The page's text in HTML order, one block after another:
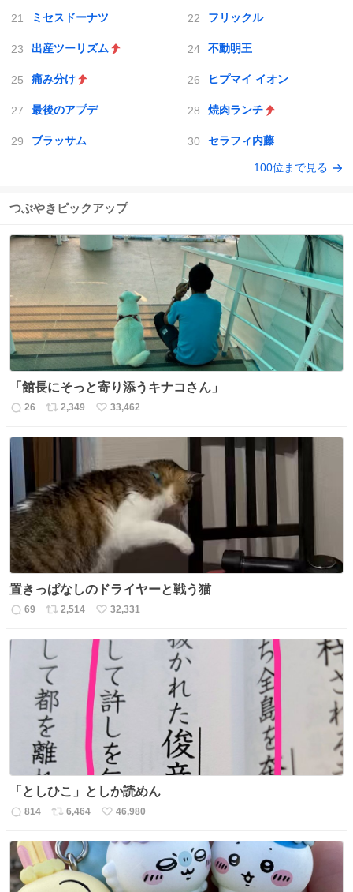
ミセスドーナツ フリックル
出産ツーリズム 不動明王
痛み分け ヒプマイ イオン
最後のアプデ 焼肉ランチ
ブラッサム セラフィ内藤
100位まで見る
つぶやきピックアップ
「館長にそっと寄り添うキナコさん」
返
数
26
リ
数
2,349
い
33,462
置きっぱなしのドライヤーと戦う猫
返
数
69
リ
ス
ト
数
2,514
い
ね
数
32,331
「としひこ」としか読めん
返
数
814
リ
ス
ト
数
6,464
い
ね
数
46,980